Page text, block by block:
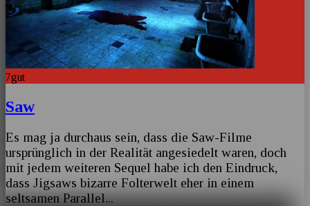
7gut
Saw
Es mag ja durchaus sein, dass die Saw-Filme
ursprünglich in der Realität angesiedelt waren, doch
mit jedem weiteren Sequel habe ich den Eindruck,
dass Jigsaws bizarre Folterwelt eher in einem
seltsamen Parallel...